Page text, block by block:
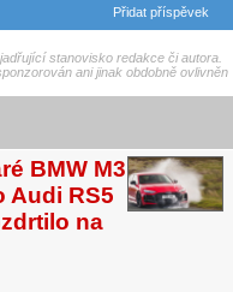
Přidat příspěvek
stanovisko redakce či autora.
ani jinak obdobně ovlivněn
BMW M3
Audi RS5
na